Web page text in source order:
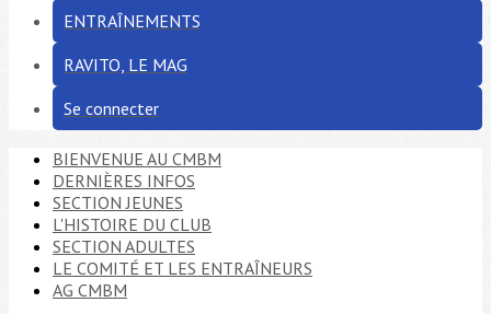
ENTRAÎNEMENTS
RAVITO, LE MAG
Se connecter
BIENVENUE AU CMBM
DERNIÈRES INFOS
SECTION JEUNES
L'HISTOIRE DU CLUB
SECTION ADULTES
LE COMITÉ ET LES ENTRAÎNEURS
AG CMBM